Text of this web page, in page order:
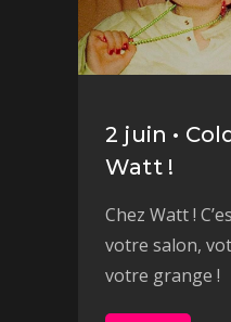
2 juin •
Watt !
Chez Watt !
votre salon,
votre grange !